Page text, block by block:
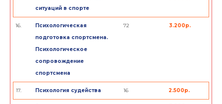
ситуаций в спорте
16.
Психологическая
подготовка спортсмена.
Психологическое
сопровождение
спортсмена
72 3.200р.
17. Психология судейства 16 2.500р.